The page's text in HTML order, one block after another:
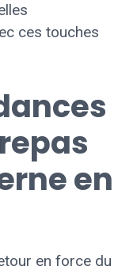
ces touches
en
en force du